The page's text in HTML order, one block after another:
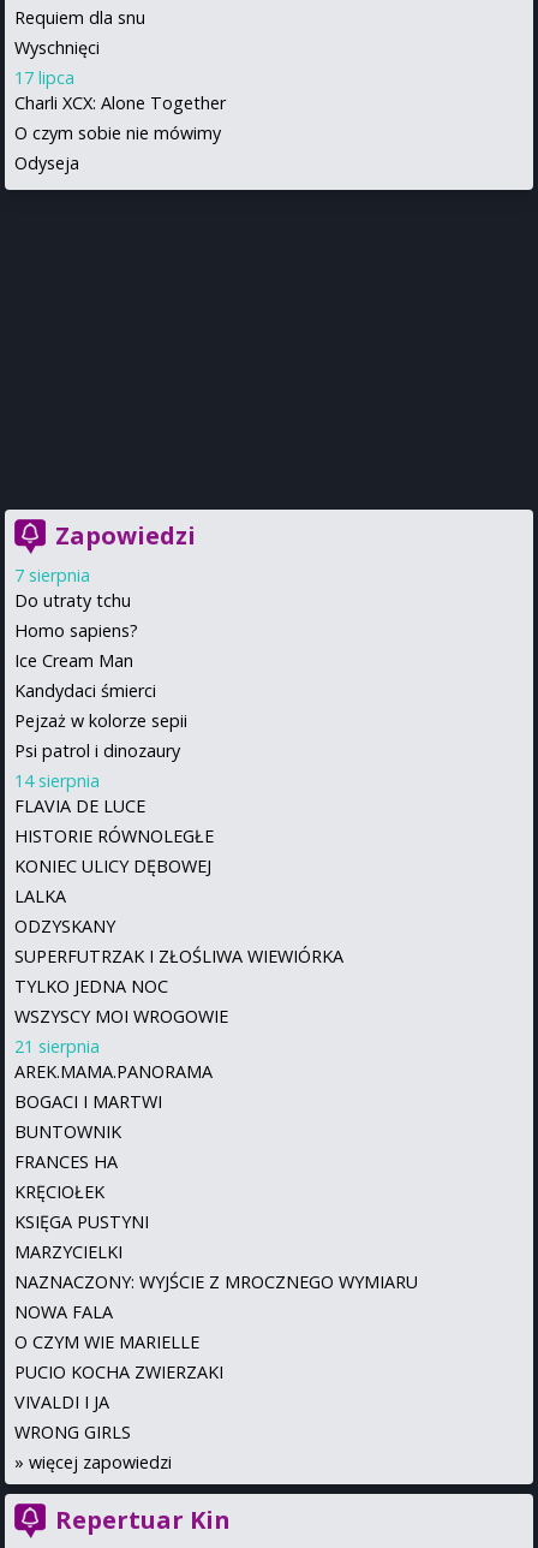
Requiem dla snu
Wyschnięci
17 lipca
Charli XCX: Alone Together
O czym sobie nie mówimy
Odyseja
Zapowiedzi
7 sierpnia
Do utraty tchu
Homo sapiens?
Ice Cream Man
Kandydaci śmierci
Pejzaż w kolorze sepii
Psi patrol i dinozaury
14 sierpnia
FLAVIA DE LUCE
HISTORIE RÓWNOLEGŁE
KONIEC ULICY DĘBOWEJ
LALKA
ODZYSKANY
SUPERFUTRZAK I ZŁOŚLIWA WIEWIÓRKA
TYLKO JEDNA NOC
WSZYSCY MOI WROGOWIE
21 sierpnia
AREK.MAMA.PANORAMA
BOGACI I MARTWI
BUNTOWNIK
FRANCES HA
KRĘCIOŁEK
KSIĘGA PUSTYNI
MARZYCIELKI
NAZNACZONY: WYJŚCIE Z MROCZNEGO WYMIARU
NOWA FALA
O CZYM WIE MARIELLE
PUCIO KOCHA ZWIERZAKI
VIVALDI I JA
WRONG GIRLS
» więcej zapowiedzi
Repertuar Kin